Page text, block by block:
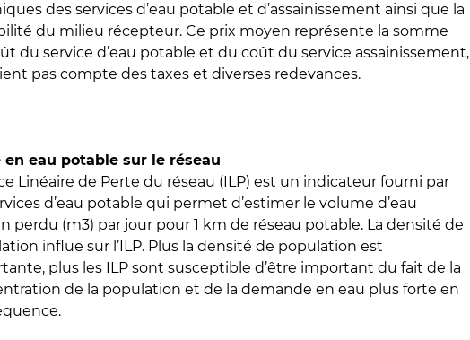
des services d’eau potable et d’assainissement ainsi que la
du milieu récepteur. Ce prix moyen représente la somme
du service d’eau potable et du coût du service assainissement,
pas compte des taxes et diverses redevances.
en eau potable sur le réseau
Linéaire de Perte du réseau (ILP) est un indicateur fourni par
d’eau potable qui permet d’estimer le volume d’eau
perdu (m3) par jour pour 1 km de réseau potable. La densité de
influe sur l’ILP. Plus la densité de population est
plus les ILP sont susceptible d’être important du fait de la
de la population et de la demande en eau plus forte en